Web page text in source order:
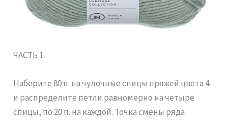
ЧАСТЬ 1
Наберите 80 п. на чулочные спицы пряжей цвета 4
и распределите петли равномерно на четыре
спицы, по 20 п. на каждой. Точка смены ряда